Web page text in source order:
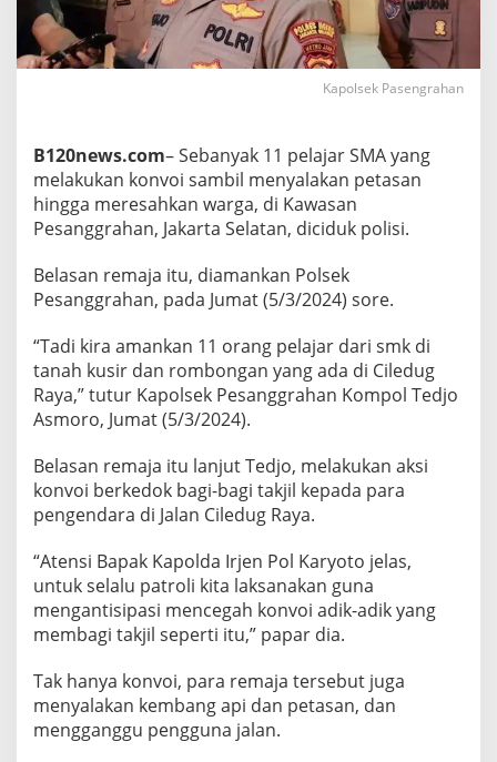
r
a
c
d
u
k
o
l
i
i
Kapolsek Pasengrahan
B120news.com– Sebanyak 11 pelajar SMA yang
melakukan konvoi sambil menyalakan petasan
hingga meresahkan warga, di Kawasan
Pesanggrahan, Jakarta Selatan, diciduk polisi.
Belasan remaja itu, diamankan Polsek
Pesanggrahan, pada Jumat (5/3/2024) sore.
“Tadi kira amankan 11 orang pelajar dari smk di
tanah kusir dan rombongan yang ada di Ciledug
Raya,” tutur Kapolsek Pesanggrahan Kompol Tedjo
Asmoro, Jumat (5/3/2024).
Belasan remaja itu lanjut Tedjo, melakukan aksi
konvoi berkedok bagi-bagi takjil kepada para
pengendara di Jalan Ciledug Raya.
“Atensi Bapak Kapolda Irjen Pol Karyoto jelas,
untuk selalu patroli kita laksanakan guna
mengantisipasi mencegah konvoi adik-adik yang
membagi takjil seperti itu,” papar dia.
Tak hanya konvoi, para remaja tersebut juga
menyalakan kembang api dan petasan, dan
mengganggu pengguna jalan.